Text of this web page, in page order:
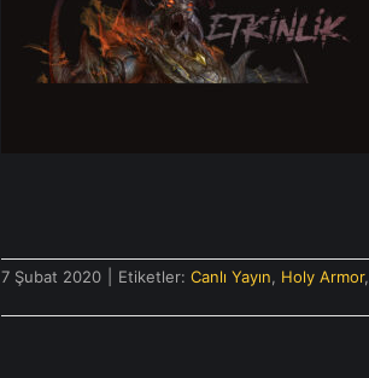
[Canlı Yayın] 13 Şubat 2020 –
Kim Holy Armor İster?
7 Şubat 2020 Etiketler: Canlı Yayın, Holy Armor,